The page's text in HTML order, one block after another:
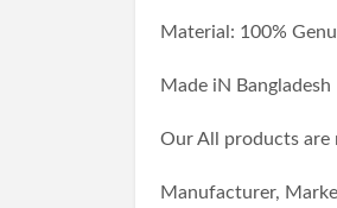
Material: 100%
Made iN Bangladesh
Our All products
Manufacturer,